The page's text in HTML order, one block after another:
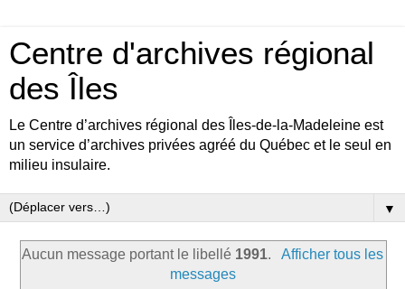
Centre d'archives régional
des Îles
Le Centre d’archives régional des Îles-de-la-Madeleine est
un service d’archives privées agréé du Québec et le seul en
milieu insulaire.
▼
Aucun message portant le libellé 1991.
Afficher tous les
messages